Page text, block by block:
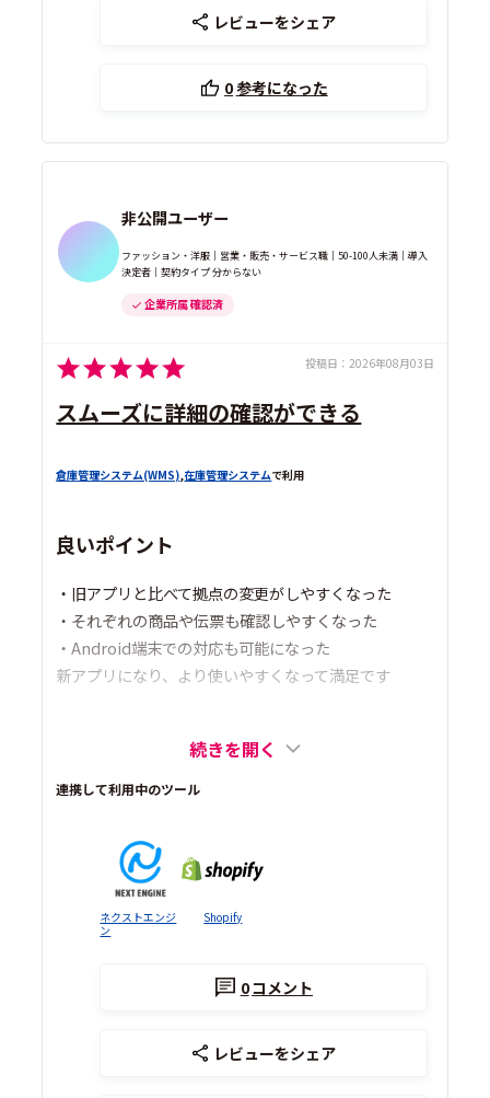
レビューをシェア
0参考になった
非公開ユーザー
ファッション・洋服｜営業・販売・サービス職｜50-100人未満｜導入
決定者｜契約タイプ 分からない
企業所属 確認済
投稿日： 2026年08月03日
スムーズに詳細の確認ができる
倉庫管理システム(WMS),在庫管理システムで利用
良いポイント
・旧アプリと比べて拠点の変更がしやすくなった
・それぞれの商品や伝票も確認しやすくなった
・Android端末での対応も可能になった
新アプリになり、より使いやすくなって満足です
続きを開く
連携して利用中のツール
ネクストエンジ
ン
Shopify
0コメント
レビューをシェア